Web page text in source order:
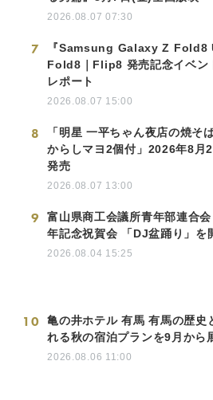
2026.08.07 07:30
7
『Samsung Galaxy Z Fold8
Fold8｜Flip8 発売記念イベン
レポート
2026.08.07 15:00
8
「明星 一平ちゃん夜店の焼そ
からしマヨ2個付」2026年8月
発売
2026.08.07 13:00
9
富山県商工会議所青年部連合
年記念祝賀会 「DJ盆踊り」を
2026.08.04 15:25
10
亀の井ホテル 有馬 有馬の歴史
れる秋の宿泊プランを9月から
2026.08.06 11:00